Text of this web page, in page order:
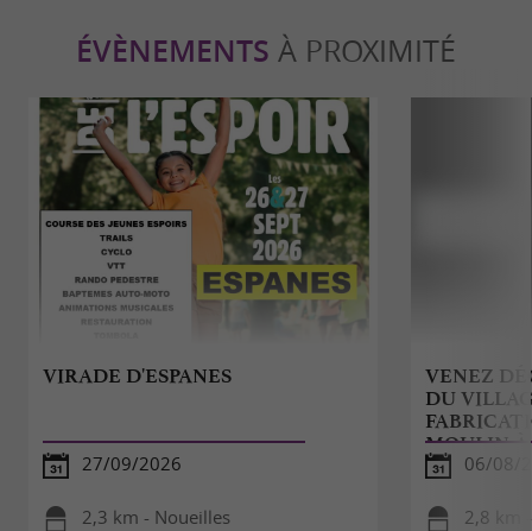
ÉVÈNEMENTS À PROXIMITÉ
VIRADE D'ESPANES
27/09/2026
2,3 km - Noueilles
VENEZ
DU
MOULIN À
06/08/
2,8 km